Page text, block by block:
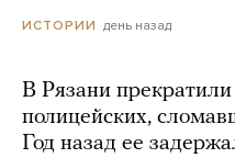
ИСТОРИИ день назад
В Рязани
полицейских,
Год назад ее